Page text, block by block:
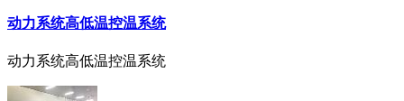
动力系统高低温控温系统
动力系统高低温控温系统